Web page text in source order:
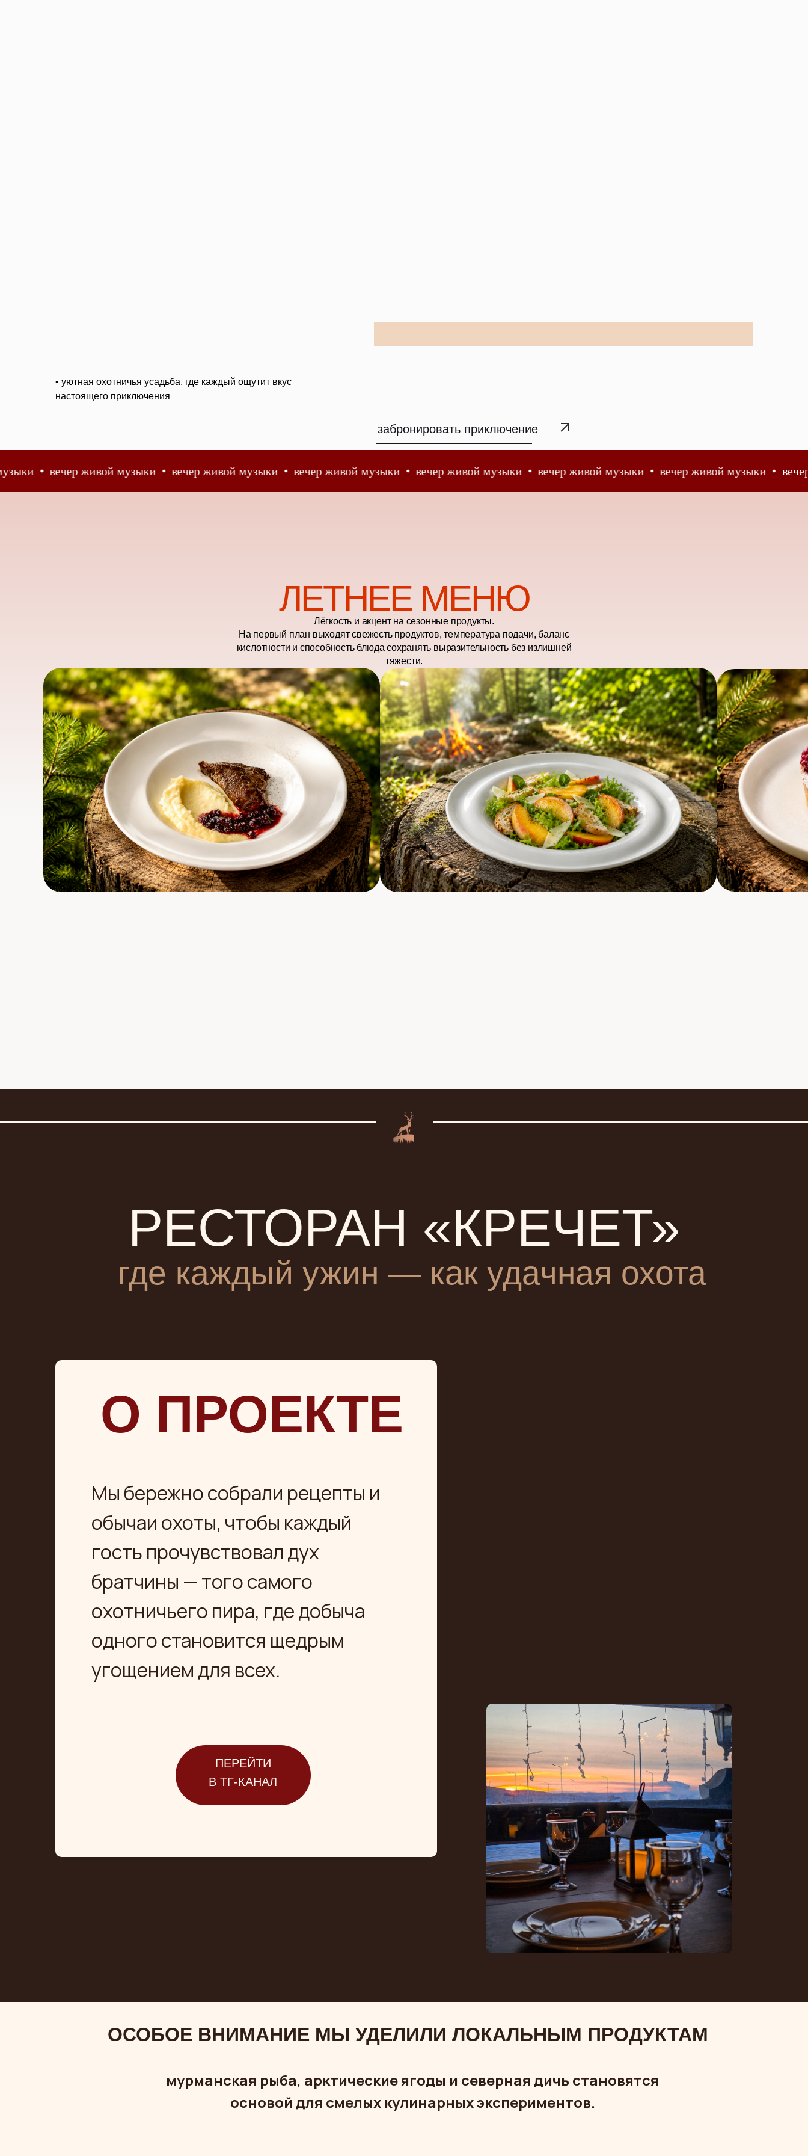
• уютная охотничья усадьба, где каждый ощутит вкус
настоящего приключения
забронировать приключение
вечер живой музыки вечер живой музыки вечер живой музыки вечер живой музыки вечер живой музыки вечер живой музыки вечер живой
ЛЕТНЕЕ МЕНЮ
Лёгкость и акцент на сезонные продукты.
На первый план выходят свежесть продуктов, температура подачи, баланс
кислотности и способность блюда сохранять выразительность без излишней
тяжести.
РЕСТОРАН «КРЕЧЕТ»
где каждый ужин — как удачная охота
Мы бережно собрали рецепты и
обычаи охоты, чтобы каждый
гость прочувствовал дух
братчины — того самого
охотничьего пира, где добыча
одного становится щедрым
угощением для всех.
О ПРОЕКТЕ
ПЕРЕЙТИ
В ТГ-КАНАЛ
ОСОБОЕ ВНИМАНИЕ МЫ УДЕЛИЛИ ЛОКАЛЬНЫМ ПРОДУКТАМ
мурманская рыба, арктические ягоды и северная дичь становятся
основой для смелых кулинарных экспериментов.